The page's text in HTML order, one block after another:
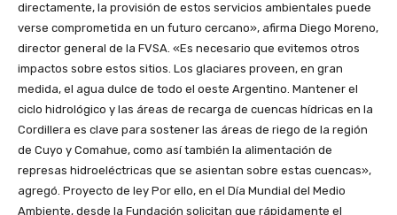
directamente, la provisión de estos servicios ambientales puede
verse comprometida en un futuro cercano», afirma Diego Moreno,
director general de la FVSA. «Es necesario que evitemos otros
impactos sobre estos sitios. Los glaciares proveen, en gran
medida, el agua dulce de todo el oeste Argentino. Mantener el
ciclo hidrológico y las áreas de recarga de cuencas hídricas en la
Cordillera es clave para sostener las áreas de riego de la región
de Cuyo y Comahue, como así también la alimentación de
represas hidroeléctricas que se asientan sobre estas cuencas»,
agregó. Proyecto de ley Por ello, en el Día Mundial del Medio
Ambiente, desde la Fundación solicitan que rápidamente el